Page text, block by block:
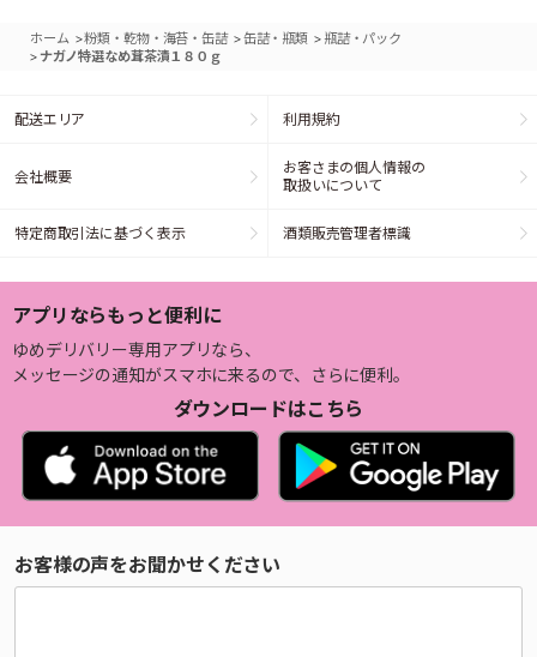
ホーム >粉類・乾物・海苔・缶詰 >缶詰・瓶類 >瓶詰・パック
>ナガノ特選なめ茸茶漬１８０ｇ
配送エリア 利用規約
会社概要
お客さまの個人情報の
取扱いについて
特定商取引法に基づく表示 酒類販売管理者標識
アプリならもっと便利に
ゆめデリバリー専用アプリなら、
メッセージの通知がスマホに来るので、さらに便利。
ダウンロードはこちら
お客様の声をお聞かせください